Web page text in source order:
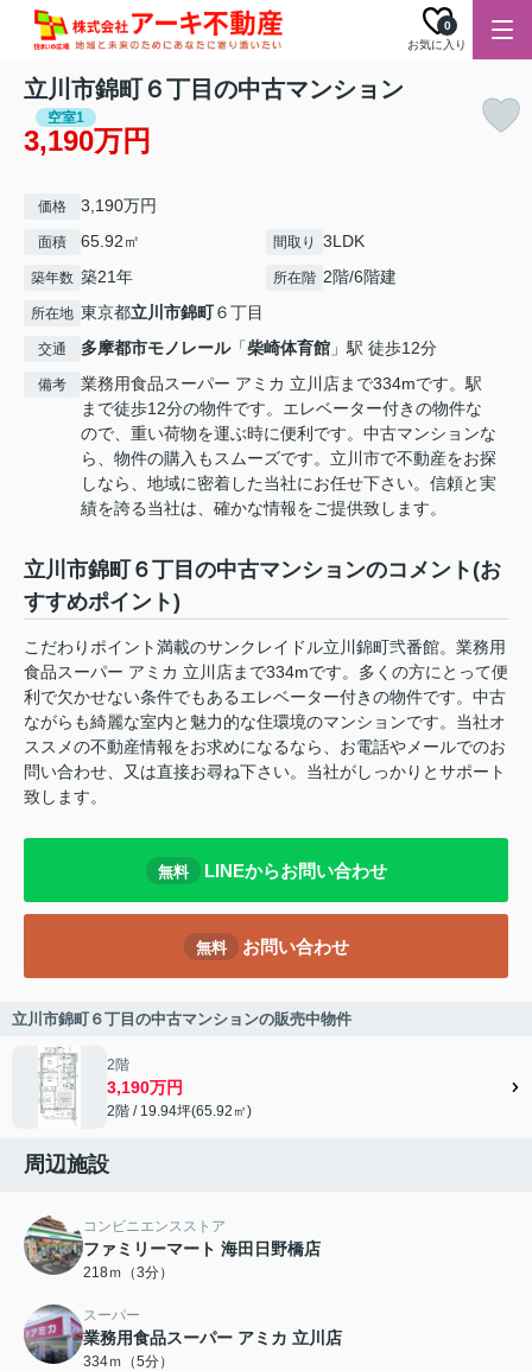
お気に入り
0
立川市錦町６丁目の中古マンション
空室1
3,190万円
価格 3,190万円
面積 65.92㎡ 間取り 3LDK
築年数 築21年 所在階 2階/6階建
所在地 東京都立川市錦町６丁目
交通 多摩都市モノレール「柴崎体育館 」駅 徒歩12分
備考
業務用食品スーパー アミカ 立川店まで334mです。駅
まで徒歩12分の物件です。エレベーター付きの物件な
ので、重い荷物を運ぶ時に便利です。中古マンションな
ら、物件の購入もスムーズです。立川市で不動産をお探
しなら、地域に密着した当社にお任せ下さい。信頼と実
績を誇る当社は、確かな情報をご提供致します。
立川市錦町６丁目の中古マンションのコメント(お
すすめポイント)
こだわりポイント満載のサンクレイドル立川錦町弐番館。業務用
食品スーパー アミカ 立川店まで334mです。多くの方にとって便
利で欠かせない条件でもあるエレベーター付きの物件です。中古
ながらも綺麗な室内と魅力的な住環境のマンションです。当社オ
ススメの不動産情報をお求めになるなら、お電話やメールでのお
問い合わせ、又は直接お尋ね下さい。当社がしっかりとサポート
致します。
無料 LINEからお問い合わせ
無料 お問い合わせ
立川市錦町６丁目の中古マンションの販売中物件
2階
3,190万円
2階 / 19.94坪(65.92㎡)
周辺施設
コンビニエンスストア
ファミリーマート 海田日野橋店
218ｍ（3分）
スーパー
業務用食品スーパー アミカ 立川店
334ｍ（5分）